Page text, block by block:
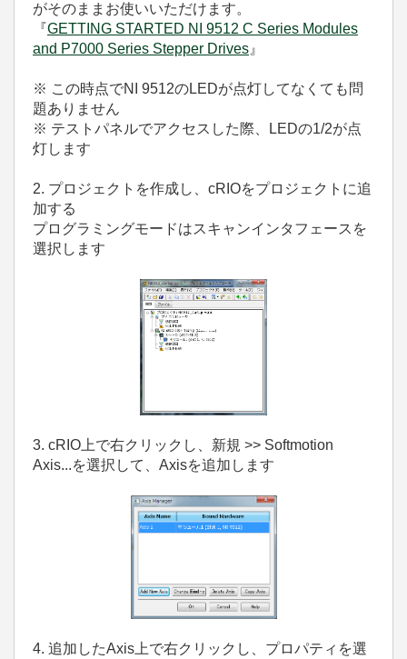
がそのままお使いいただけます。
『GETTING STARTED NI 9512 C Series Modules
and P7000 Series Stepper Drives 』
※ この時点でNI 9512のLEDが点灯してなくても問
題ありません
※ テストパネルでアクセスした際、LEDの1/2が点
灯します
2. プロジェクトを作成し、cRIOをプロジェクトに追
加する
プログラミングモードはスキャンインタフェースを
選択します
3. cRIO上で右クリックし、新規 >> Softmotion
Axis...を選択して、Axisを追加します
4. 追加したAxis上で右クリックし、プロパティを選